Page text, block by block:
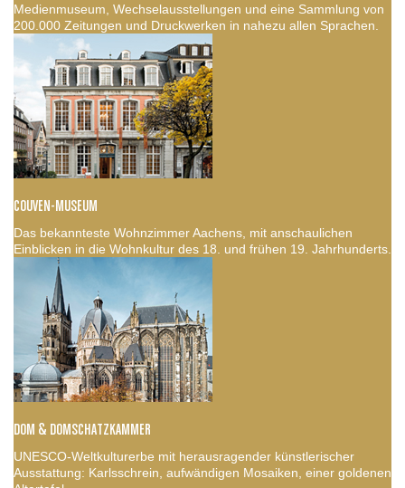
Medienmuseum, Wechselausstellungen und eine Sammlung von
200.000 Zeitungen und Druckwerken in nahezu allen Sprachen.
COUVEN-MUSEUM
Das bekannteste Wohnzimmer Aachens, mit anschaulichen
Einblicken in die Wohnkultur des 18. und frühen 19. Jahrhunderts.
DOM & DOMSCHATZKAMMER
UNESCO-Weltkulturerbe mit herausragender künstlerischer
Ausstattung: Karlsschrein, aufwändigen Mosaiken, einer goldenen